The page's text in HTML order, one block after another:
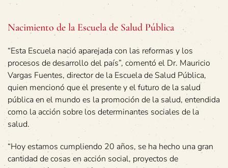
Nacimiento de la Escuela de Salud Pública
“Esta Escuela nació aparejada con las reformas y los
procesos de desarrollo del país”, comentó el Dr. Mauricio
Vargas Fuentes, director de la Escuela de Salud Pública,
quien mencionó que el presente y el futuro de la salud
pública en el mundo es la promoción de la salud, entendida
como la acción sobre los determinantes sociales de la
salud.
“Hoy estamos cumpliendo 20 años, se ha hecho una gran
cantidad de cosas en acción social, proyectos de